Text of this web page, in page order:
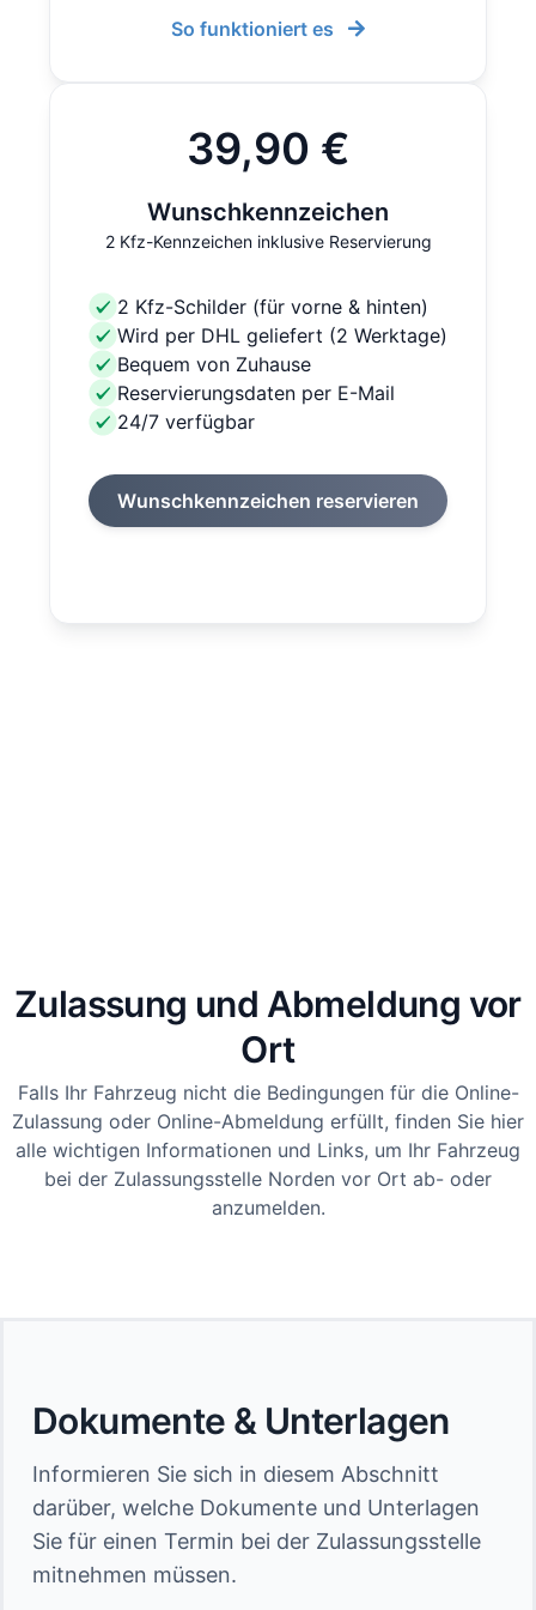
So funktioniert es
39,90 €
Wunschkennzeichen
2 Kfz-Kennzeichen inklusive Reservierung
2 Kfz-Schilder (für vorne & hinten)
Wird per DHL geliefert (2 Werktage)
Bequem von Zuhause
Reservierungsdaten per E-Mail
24/7 verfügbar
Wunschkennzeichen reservieren
Zulassung und Abmeldung vor
Ort
Falls Ihr Fahrzeug nicht die Bedingungen für die Online-
Zulassung oder Online-Abmeldung erfüllt, finden Sie hier
alle wichtigen Informationen und Links, um Ihr Fahrzeug
bei der Zulassungsstelle Norden vor Ort ab- oder
anzumelden.
Dokumente & Unterlagen
Informieren Sie sich in diesem Abschnitt
darüber, welche Dokumente und Unterlagen
Sie für einen Termin bei der Zulassungsstelle
mitnehmen müssen.